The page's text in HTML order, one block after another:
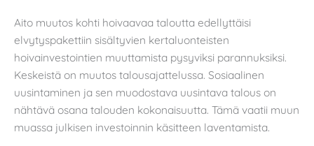
Aito muutos kohti hoivaavaa taloutta edellyttäisi
elvytyspakettiin sisältyvien kertaluonteisten
hoivainvestointien muuttamista pysyviksi parannuksiksi.
Keskeistä on muutos talousajattelussa. Sosiaalinen
uusintaminen ja sen muodostava uusintava talous on
nähtävä osana talouden kokonaisuutta. Tämä vaatii muun
muassa julkisen investoinnin käsitteen laventamista.